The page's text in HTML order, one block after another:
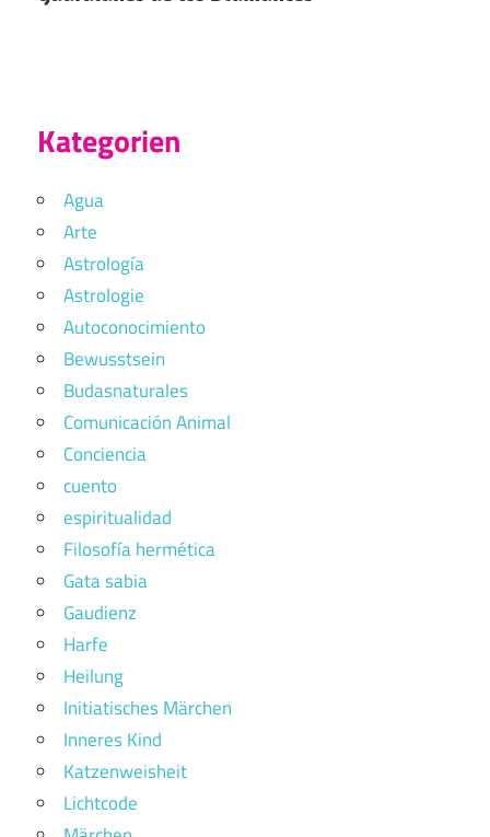
Kategorien
Agua
Arte
Astrología
Astrologie
Autoconocimiento
Bewusstsein
Budasnaturales
Comunicación Animal
Conciencia
cuento
espiritualidad
Filosofía hermética
Gata sabia
Gaudienz
Harfe
Heilung
Initiatisches Märchen
Inneres Kind
Katzenweisheit
Lichtcode